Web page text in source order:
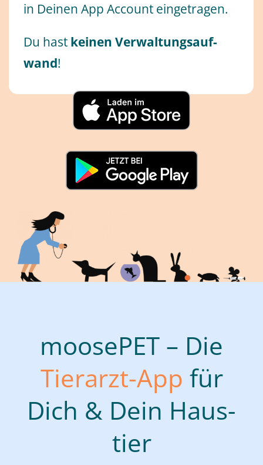
in Dei­nen App Ac­count ein­ge­tra­gen.
Du hast kei­nen Ver­wal­tungs­auf­
wand!
moo­se­PET – Die
Tier­arzt-App für
Dich & Dein Haus­
tier